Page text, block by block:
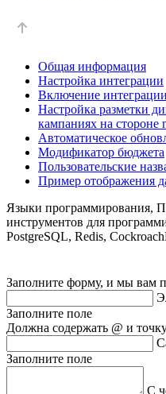
Общая информация
Настройка интеграции
Включение
Настройка разметки
кампаниях на стороне
Автоматическое
Модификатор бюджета
Пользовательские
Пример отображения
Языки программирования,
инструментов для
PostgreSQL, Redis,
Заполните форму, и мы вам
Заполните поле
Должна содержать @ и
Заполните поле
С